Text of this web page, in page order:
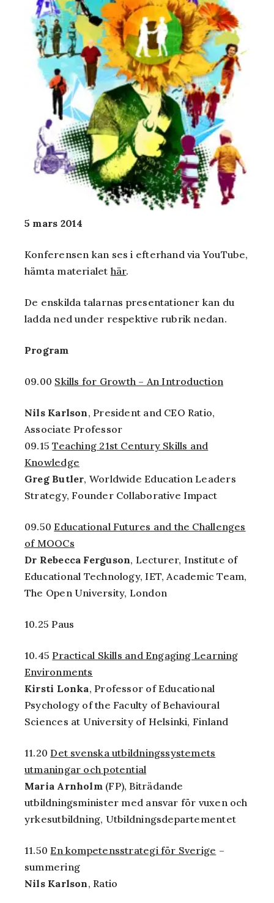
5 mars 2014
Konferensen kan ses i efterhand via YouTube,
hämta materialet här.
De enskilda talarnas presentationer kan du
ladda ned under respektive rubrik nedan.
Program
09.00 Skills for Growth – An Introduction
Nils Karlson, President and CEO Ratio,
Associate Professor
09.15Teaching 21st Century Skills and
Knowledge
Greg Butler, Worldwide Education Leaders
Strategy, Founder Collaborative Impact
09.50Educational Futures and the Challenges
of MOOCs
Dr Rebecca Ferguson, Lecturer, Institute of
Educational Technology, IET, Academic Team,
The Open University, London
10.25 Paus
10.45 Practical Skills and Engaging Learning
Environments
Kirsti Lonka, Professor of Educational
Psychology of the Faculty of Behavioural
Sciences at University of Helsinki, Finland
11.20 Det svenska utbildningssystemets
utmaningar och potential
Maria Arnholm(FP), Biträdande
utbildningsminister med ansvar för vuxen och
yrkesutbildning, Utbildningsdepartementet
11.50En kompetensstrategi för Sverige –
summering
Nils Karlson, Ratio